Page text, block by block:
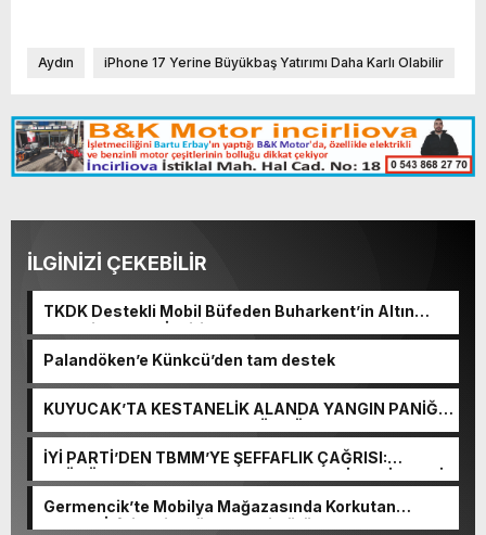
Aydın iPhone 17 Yerine Büyükbaş Yatırımı Daha Karlı Olabilir
İLGİNİZİ ÇEKEBİLİR
TKDK Destekli Mobil Büfeden Buharkent’in Altın
Değeri Sarı Lop İnciri Vatandaşlarla Buluştu
Palandöken’e Künkcü’den tam destek
KUYUCAK’TA KESTANELİK ALANDA YANGIN PANİĞİ:
İYİ PARTİ’DEN TBMM’YE ŞEFFAFLIK ÇAĞRISI:
“GÖRÜŞMELER CANLI YAYINLANSIN, MİLLETİN SESİ
Germencik’te Mobilya Mağazasında Korkutan
Yangın! İtfaiyenin Müdahalesi Sürüyor